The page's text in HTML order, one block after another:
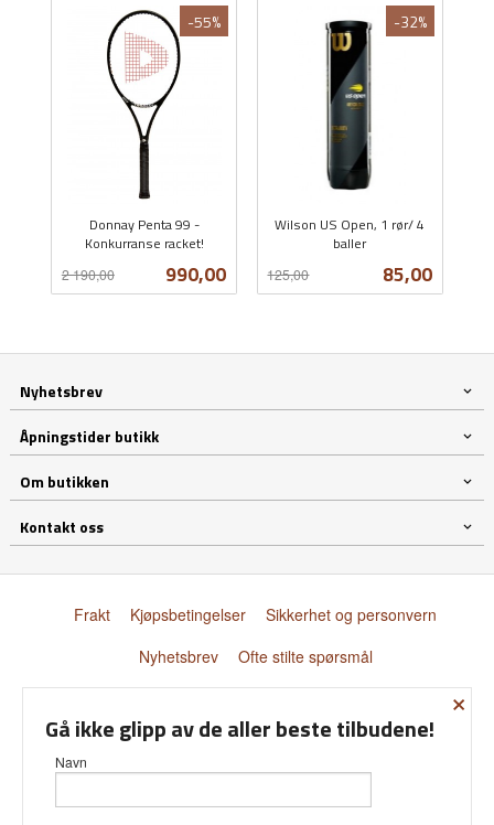
Donnay Penta 99 -
Konkurranse racket!
Tilbud
990,00
2 190,00
-55%
mva.
Wilson US Open, 1 rør/ 4
baller
Tilbud
85,00
125,00
-32%
mva.
Nyhetsbrev
Åpningstider butikk
Om butikken
Kontakt oss
Frakt Kjøpsbetingelser
Sikkerhet og personvern
Nyhetsbrev
Ofte stilte spørsmål
×
Gå ikke glipp av de aller beste tilbudene!
Navn